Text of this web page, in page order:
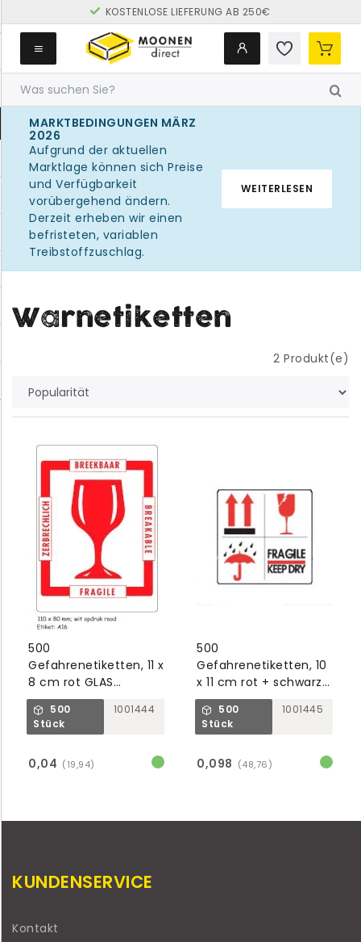
KOSTENLOSE LIEFERUNG AB 250€
MARKTBEDINGUNGEN MÄRZ
2026
Aufgrund der aktuellen
Marktlage können sich Preise
und Verfügbarkeit
vorübergehend ändern.
Derzeit erheben wir einen
befristeten, variablen
Treibstoffzuschlag.
WEITERLESEN
Warnetiketten
2 Produkt(e)
500
Gefahrenetiketten, 11 x
8 cm rot GLAS
BREEKBAAR-FRAGILE-
BREAKABLE
500
Stück
1001444
0,04 (19,94)
500
Gefahrenetiketten, 10
x 11 cm rot + schwarz
4 Symbole, Kern 4 cm
500
Stück
1001445
0,098 (48,76)
KUNDENSERVICE
Kontakt